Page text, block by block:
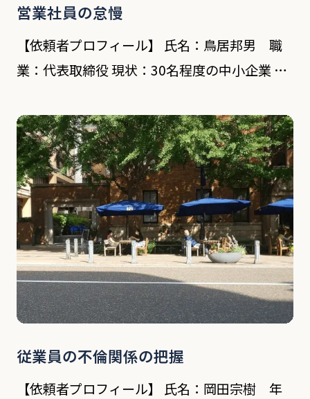
営業社員の怠慢
【依頼者プロフィール】 氏名：鳥居邦男 職
業：代表取締役 現状：30名程度の中小企業 依
間勤める、野田哲郎氏(43歳)は主に営業業務を
行っている。入社当初から目立った問題があっ
[…]
従業員の不倫関係の把握
【依頼者プロフィール】 氏名：岡田宗樹 年